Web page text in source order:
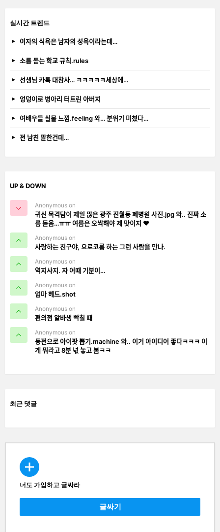
실시간 트렌드
여자의 식욕은 남자의 성욕이라는데…
소름 돋는 학교 규칙.rules
선생님 카톡 대참사… ㅋㅋㅋㅋㅋ세상에…
엉덩이로 병아리 터트린 아버지
여배우들 실물 느낌.feeling 와… 분위기 미쳤다…
전 남친 말한건데…
UP & DOWN
Anonymous on
귀신 목격담이 제일 많은 광주 진월동 폐병원 사진.jpg 와.. 진짜 소
름 돋음…ㅠㅠ 여름은 오싹해야 제 맛이지 ❤️
Anonymous on
사랑하는 친구야, 요로코롬 하는 그런 사람을 만나.
Anonymous on
역지사지. 자 어때 기분이…
Anonymous on
엄마 헤드.shot
Anonymous on
편의점 알바생 빡칠 때
Anonymous on
동전으로 아이팟 뽑기.machine 와.. 이거 아이디어 좋다ㅋㅋㅋ 이
게 뭐라고 8분 넋 놓고 봄ㅋㅋ
최근 댓글
CREATE
너도 가입하고 글싸라
글싸기